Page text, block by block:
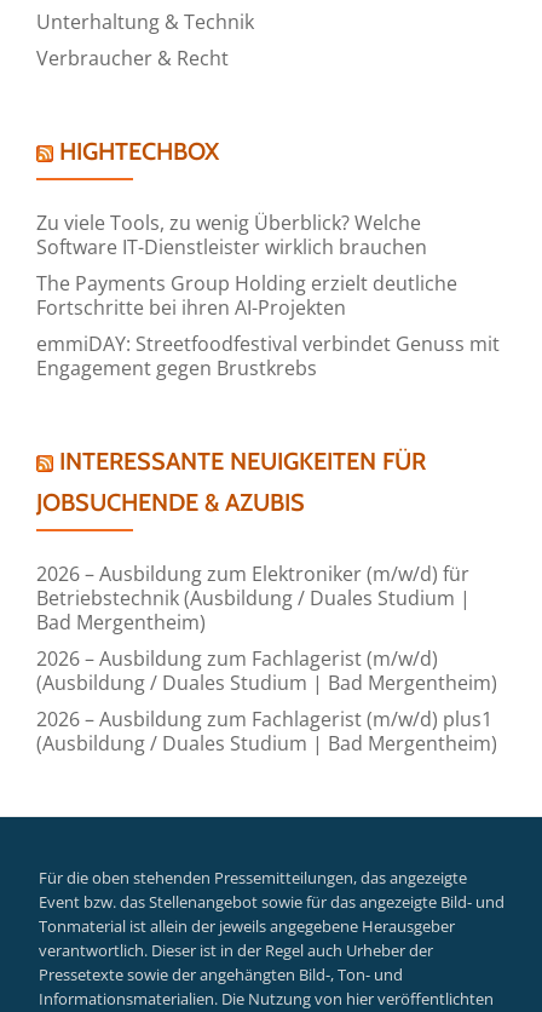
Unterhaltung & Technik
Verbraucher & Recht
HIGHTECHBOX
Zu viele Tools, zu wenig Überblick? Welche
Software IT-Dienstleister wirklich brauchen
The Payments Group Holding erzielt deutliche
Fortschritte bei ihren AI-Projekten
emmiDAY: Streetfoodfestival verbindet Genuss mit
Engagement gegen Brustkrebs
INTERESSANTE NEUIGKEITEN FÜR
JOBSUCHENDE & AZUBIS
2026 – Ausbildung zum Elektroniker (m/w/d) für
Betriebstechnik (Ausbildung / Duales Studium |
Bad Mergentheim)
2026 – Ausbildung zum Fachlagerist (m/w/d)
(Ausbildung / Duales Studium | Bad Mergentheim)
2026 – Ausbildung zum Fachlagerist (m/w/d) plus1
(Ausbildung / Duales Studium | Bad Mergentheim)
Für die oben stehenden Pressemitteilungen, das angezeigte
Event bzw. das Stellenangebot sowie für das angezeigte Bild- und
Tonmaterial ist allein der jeweils angegebene Herausgeber
verantwortlich. Dieser ist in der Regel auch Urheber der
Pressetexte sowie der angehängten Bild-, Ton- und
Informationsmaterialien. Die Nutzung von hier veröffentlichten